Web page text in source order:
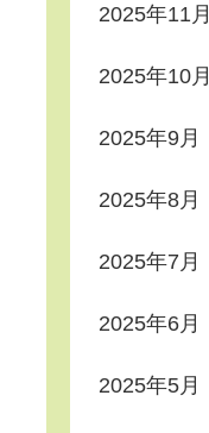
2025年11月
2025年10月
2025年9月
2025年8月
2025年7月
2025年6月
2025年5月